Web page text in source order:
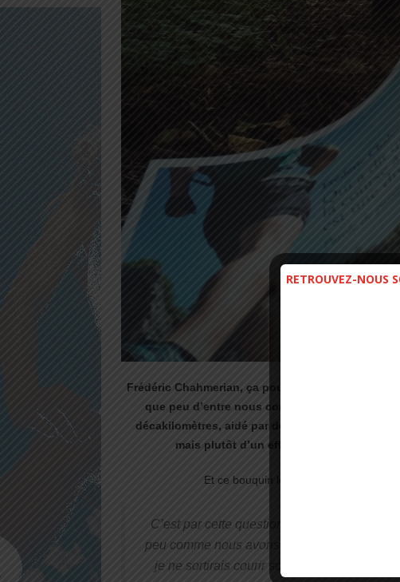
Frédéric Chahmerian, ça pourrait être vous, ou
que peu d’entre nous connaissent. Non, je
décakilomètres, aidé par des substances
mais plutôt d’un effort qui s’évalue à
Et ce bouquin le voici : « Qui a dit que
C’est par cette question rhétorique que
peu comme nous avons tous un jour pu
je ne sortirais courir sous ce temps ? ».
RETROUVEZ-NOUS